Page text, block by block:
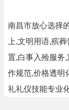
南昌市放心选择
上,文明用语,殡
置,白事入殓服务
作规范,价格透明
礼礼仪技能专业